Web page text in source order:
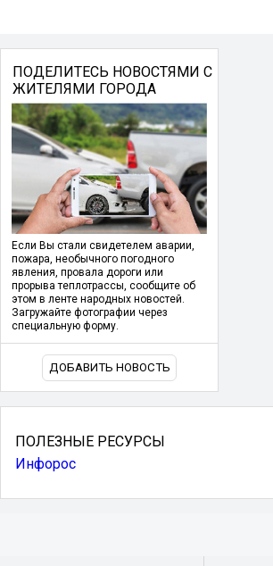
ПОДЕЛИТЕСЬ НОВОСТЯМИ С
ЖИТЕЛЯМИ ГОРОДА
Если Вы стали свидетелем аварии,
пожара, необычного погодного
явления, провала дороги или
прорыва теплотрассы, сообщите об
этом в ленте народных новостей.
Загружайте фотографии через
специальную форму.
ДОБАВИТЬ НОВОСТЬ
ПОЛЕЗНЫЕ РЕСУРСЫ
Инфорос